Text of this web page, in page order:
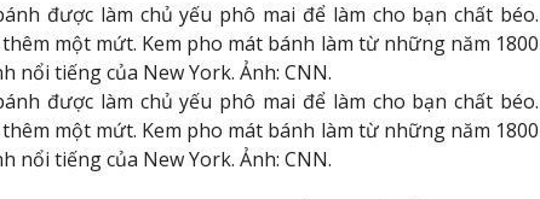
được làm chủ yếu phô mai để làm cho bạn chất béo.
một mứt. Kem pho mát bánh làm từ những năm 1800
nổi tiếng của New York. Ảnh: CNN.
được làm chủ yếu phô mai để làm cho bạn chất béo.
một mứt. Kem pho mát bánh làm từ những năm 1800
nổi tiếng của New York. Ảnh: CNN.